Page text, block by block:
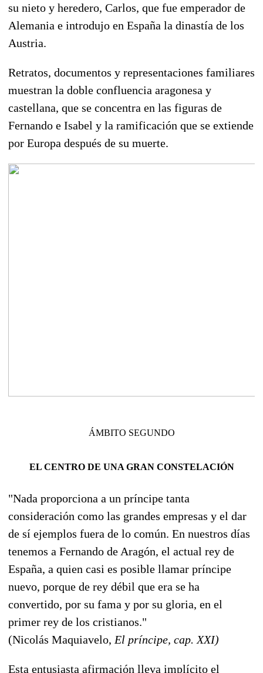
su nieto y heredero, Carlos, que fue emperador de
Alemania e introdujo en España la dinastía de los
Austria.
Retratos, documentos y representaciones familiares
muestran la doble confluencia aragonesa y
castellana, que se concentra en las figuras de
Fernando e Isabel y la ramificación que se extiende
por Europa después de su muerte.
ÁMBITO SEGUNDO
EL CENTRO DE UNA GRAN CONSTELACIÓN
"Nada proporciona a un príncipe tanta
consideración como las grandes empresas y el dar
de sí ejemplos fuera de lo común. En nuestros días
tenemos a Fernando de Aragón, el actual rey de
España, a quien casi es posible llamar príncipe
nuevo, porque de rey débil que era se ha
convertido, por su fama y por su gloria, en el
primer rey de los cristianos."
(Nicolás Maquiavelo, El príncipe, cap. XXI)
Esta entusiasta afirmación lleva implícito el